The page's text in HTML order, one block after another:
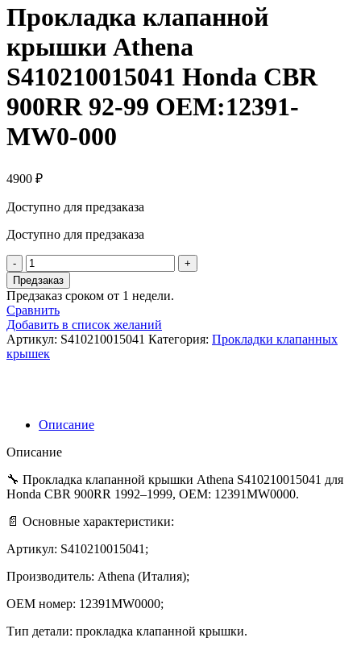
Прокладка клапанной
крышки Athena
S410210015041 Honda CBR
900RR 92-99 OEM:12391-
MW0-000
4900 ₽
Доступно для предзаказа
Доступно для предзаказа
Количество
товара
Прокладка
клапанной
крышки
Athena
S410210015041
Honda
99
OEM:12391-
MW0-
Предзаказ
Предзаказ сроком от 1 недели.
Сравнить
Добавить в список желаний
Артикул: S410210015041 Категория: Прокладки клапанных
крышек
Описание
Описание
🔧 Прокладка клапанной крышки Athena S410210015041 для
Honda CBR 900RR 1992–1999, OEM: 12391MW0000.
📄 Основные характеристики:
Артикул: S410210015041;
Производитель: Athena (Италия);
OEM номер: 12391MW0000;
Тип детали: прокладка клапанной крышки.